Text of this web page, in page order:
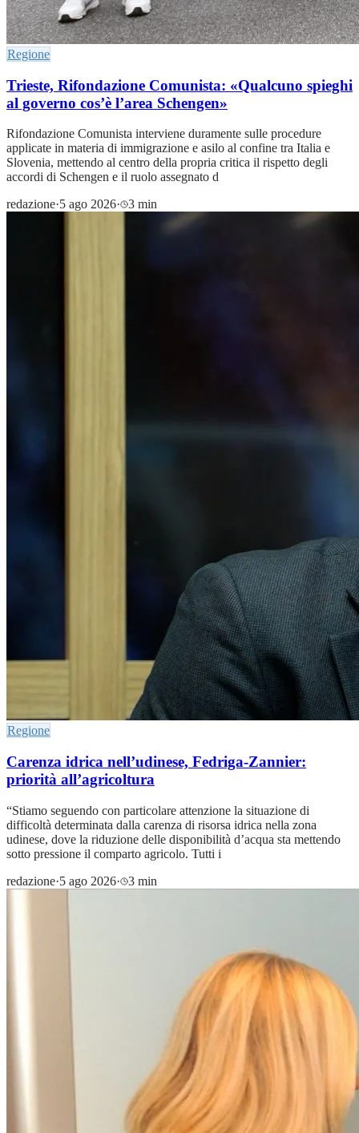
Regione
Trieste, Rifondazione Comunista: «Qualcuno spieghi
al governo cos’è l’area Schengen»
Rifondazione Comunista interviene duramente sulle procedure
applicate in materia di immigrazione e asilo al confine tra Italia e
Slovenia, mettendo al centro della propria critica il rispetto degli
accordi di Schengen e il ruolo assegnato d
redazione·5 ago 2026· 3 min
Regione
Carenza idrica nell’udinese, Fedriga-Zannier:
priorità all’agricoltura
“Stiamo seguendo con particolare attenzione la situazione di
difficoltà determinata dalla carenza di risorsa idrica nella zona
udinese, dove la riduzione delle disponibilità d’acqua sta mettendo
sotto pressione il comparto agricolo. Tutti i
redazione·5 ago 2026· 3 min